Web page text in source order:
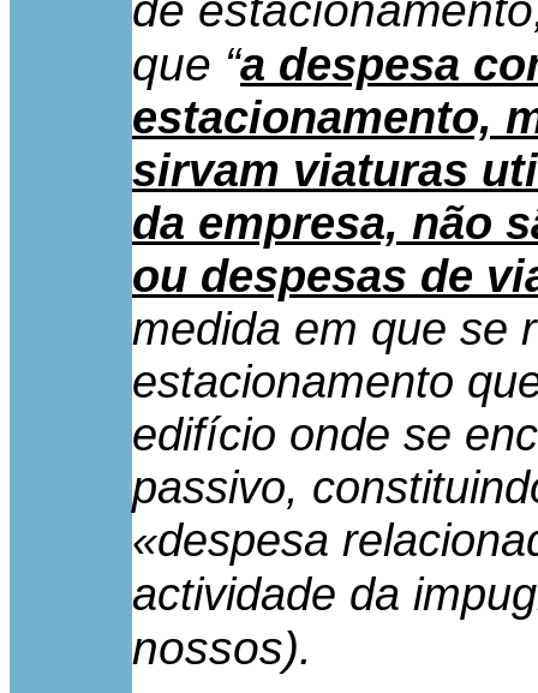
que “a despesa
estacionamento,
sirvam viaturas
da empresa, não
ou despesas de
medida em que se
estacionamento
edifício onde se
passivo,
«despesa
actividade da
nossos).